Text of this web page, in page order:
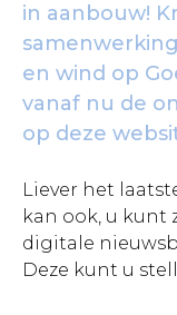
in aanbouw!
en wind op
vanaf nu de
op deze
Liever het
kan ook, u kunt
digitale
Deze kunt u